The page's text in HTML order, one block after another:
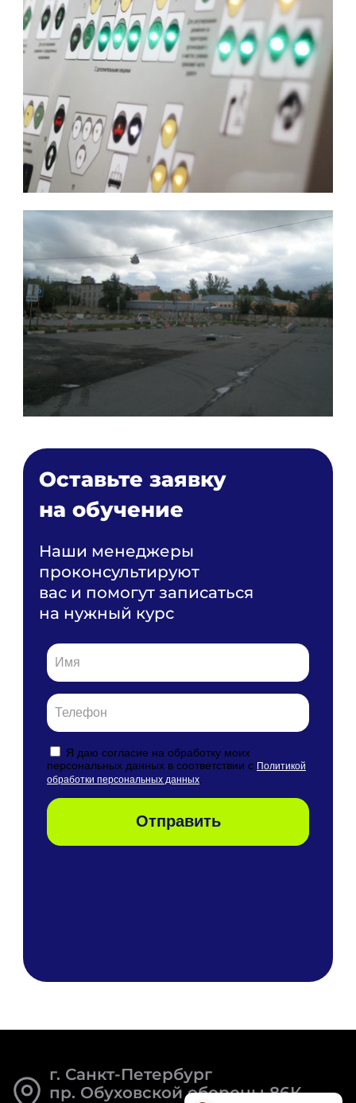
Оставьте заявку
на обучение
Наши менеджеры
проконсультируют
вас и помогут записаться
на нужный курс
г. Санкт-Петербург
пр. Обуховской обороны 86К